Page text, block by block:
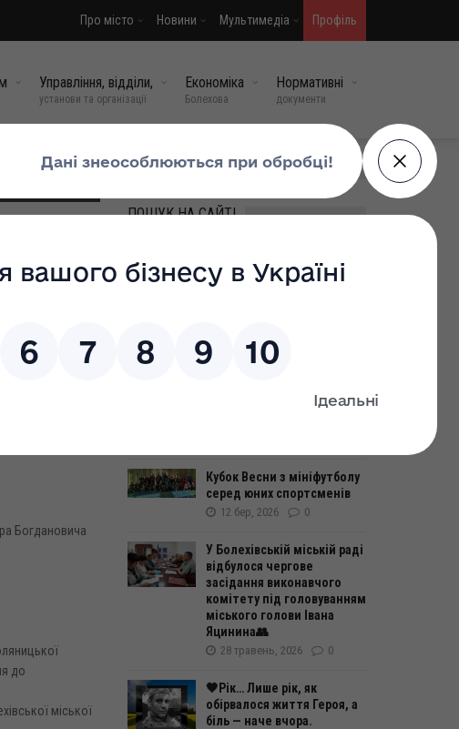
Про місто Новини Мультимедіа Профіль
Управління, відділи,
установи та організації
Економіка
Болехова
Нормативні
документи
с. Тисів, вул.
Богдановича
до
міської
МИ У СОЦМЕРЕЖАХ
ПОШУК НА САЙТІ
електронної петиції
20 бер, 2026
Рік світлої пам’яті Героя
Кубок Весни з мініфутболу
серед юних спортсменів
12 бер, 2026 0
У Болехівській міській раді
відбулося чергове
засідання виконавчого
комітету під головуванням
міського голови Івана
Яцинина👥
28 травень, 2026 0
🖤Рік… Лише рік, як
обірвалося життя Героя, а
біль — наче вчора.